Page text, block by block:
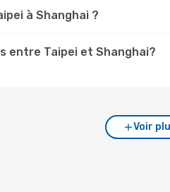
à Shanghai ?
entre Taipei et Shanghai?
Voir